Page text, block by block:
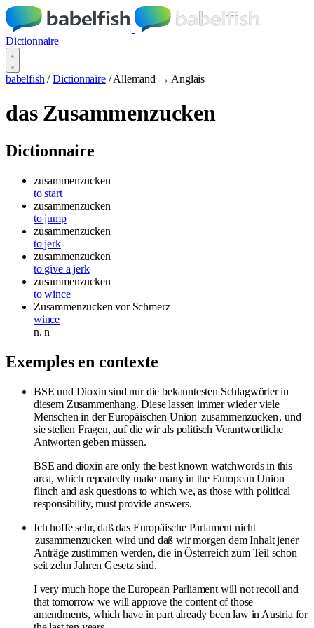
Dictionnaire
babelfish / Dictionnaire / Allemand → Anglais
das Zusammenzucken
Dictionnaire
zusammenzucken
to start
zusammenzucken
to jump
zusammenzucken
to jerk
zusammenzucken
to give a jerk
zusammenzucken
to wince
Zusammenzucken vor Schmerz
wince
n.n
Exemples en contexte
BSE und Dioxin sind nur die bekanntesten Schlagwörter in
diesem Zusammenhang. Diese lassen immer wieder viele
Menschen in der Europäischen Union zusammenzucken, und
sie stellen Fragen, auf die wir als politisch Verantwortliche
Antworten geben müssen.
BSE and dioxin are only the best known watchwords in this
area, which repeatedly make many in the European Union
flinch and ask questions to which we, as those with political
responsibility, must provide answers.
Ich hoffe sehr, daß das Europäische Parlament nicht
zusammenzucken wird und daß wir morgen dem Inhalt jener
Anträge zustimmen werden, die in Österreich zum Teil schon
seit zehn Jahren Gesetz sind.
I very much hope the European Parliament will not recoil and
that tomorrow we will approve the content of those
amendments, which have in part already been law in Austria for